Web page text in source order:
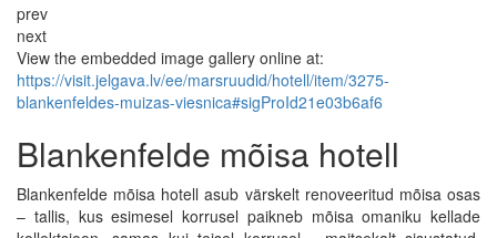
prev
next
View the embedded image gallery online at:
https://visit.jelgava.lv/ee/marsruudid/hotell/item/3275-
blankenfeldes-muizas-viesnica#sigProId21e03b6af6
Blankenfelde mõisa hotell
Blankenfelde mõisa hotell asub värskelt renoveeritud mõisa osas
– tallis, kus esimesel korrusel paikneb mõisa omaniku kellade